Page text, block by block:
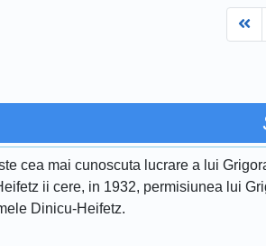
cea mai cunoscuta lucrare a lui
ii cere, in 1932, permisiunea lui
Dinicu-Heifetz.